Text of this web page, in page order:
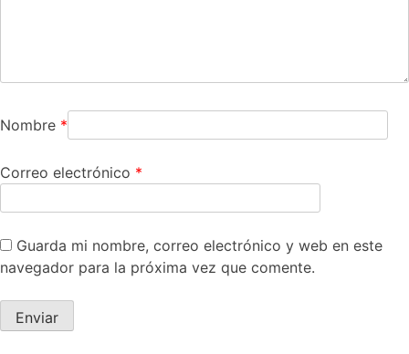
Nombre *
Correo electrónico *
Guarda mi nombre, correo electrónico y web en este
navegador para la próxima vez que comente.